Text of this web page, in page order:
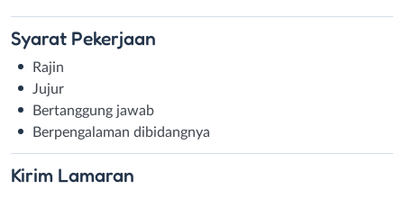
Syarat Pekerjaan
Rajin
Jujur
Bertanggung jawab
Berpengalaman dibidangnya
Kirim Lamaran